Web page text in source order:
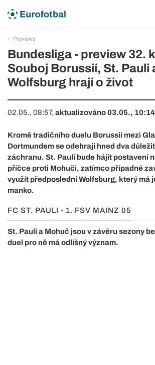
Previews
Bundesliga - preview 32.
Souboj Borussií, St. Pauli
Wolfsburg hrají o život
02.05., 08:57, aktualizováno 03.05., 10:14
Kromě tradičního duelu Borussií mezi
Dortmundem se odehrají hned dva
záchranu. St. Pauli bude hájit postavení
příčce proti Mohuči, zatímco případné
využít předposlední Wolfsburg, který má
manko.
FC ST. PAULI - 1. FSV MAINZ 05
St. Pauli a Mohuč jsou v závěru sezony
duel pro ně má odlišný význam.